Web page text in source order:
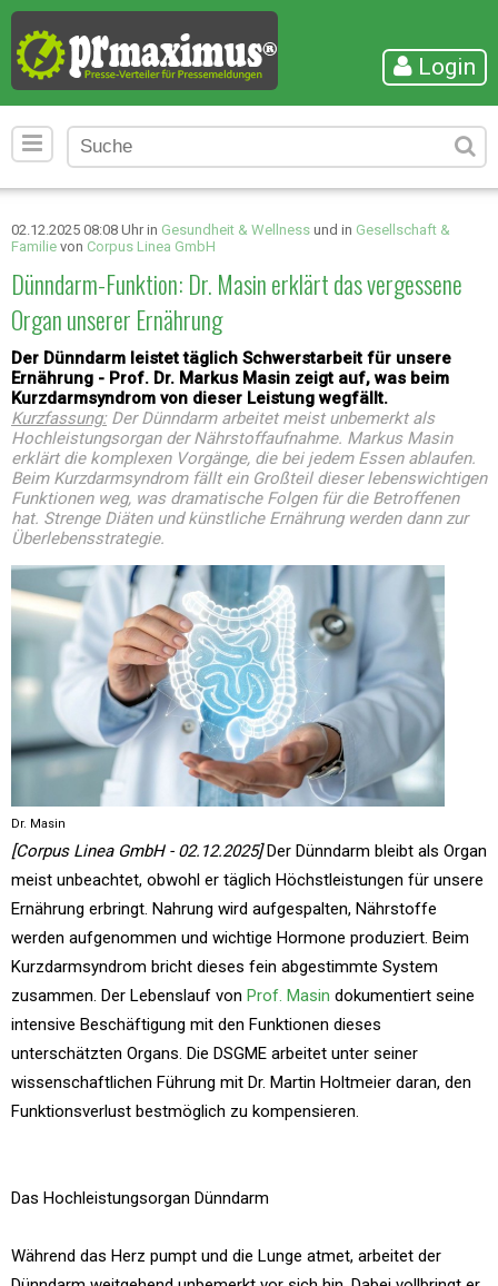
Login
02.12.2025 08:08 Uhr in Gesundheit & Wellness und in Gesellschaft &
Familie von Corpus Linea GmbH
Dünndarm-Funktion: Dr. Masin erklärt das vergessene
Organ unserer Ernährung
Der Dünndarm leistet täglich Schwerstarbeit für unsere
Ernährung - Prof. Dr. Markus Masin zeigt auf, was beim
Kurzdarmsyndrom von dieser Leistung wegfällt.
Kurzfassung:Der Dünndarm arbeitet meist unbemerkt als
Hochleistungsorgan der Nährstoffaufnahme. Markus Masin
erklärt die komplexen Vorgänge, die bei jedem Essen ablaufen.
Beim Kurzdarmsyndrom fällt ein Großteil dieser lebenswichtigen
Funktionen weg, was dramatische Folgen für die Betroffenen
hat. Strenge Diäten und künstliche Ernährung werden dann zur
Überlebensstrategie.
Dr. Masin
[Corpus Linea GmbH - 02.12.2025]Der Dünndarm bleibt als Organ
meist unbeachtet, obwohl er täglich Höchstleistungen für unsere
Ernährung erbringt. Nahrung wird aufgespalten, Nährstoffe
werden aufgenommen und wichtige Hormone produziert. Beim
Kurzdarmsyndrom bricht dieses fein abgestimmte System
zusammen. Der Lebenslauf von Prof. Masin dokumentiert seine
intensive Beschäftigung mit den Funktionen dieses
unterschätzten Organs. Die DSGME arbeitet unter seiner
wissenschaftlichen Führung mit Dr. Martin Holtmeier daran, den
Funktionsverlust bestmöglich zu kompensieren.
Das Hochleistungsorgan Dünndarm
Während das Herz pumpt und die Lunge atmet, arbeitet der